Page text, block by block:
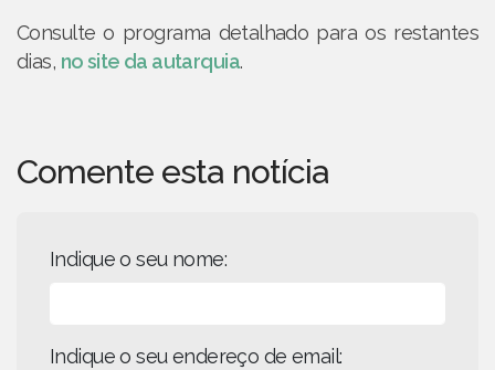
Consulte o programa detalhado para os restantes
dias, no site da autarquia.
Comente esta notícia
Indique o seu nome:
Indique o seu endereço de email: